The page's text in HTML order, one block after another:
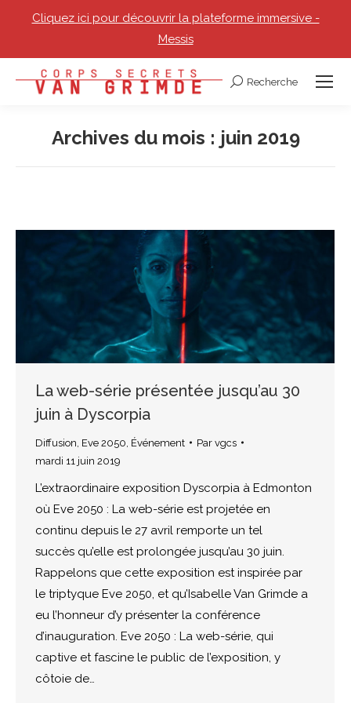
Cliquez ici pour découvrir la plateforme immersive -
Messis
Recherche
Recherche
Archives du mois : juin 2019
La web-série présentée jusqu’au 30
juin à Dyscorpia
Diffusion Eve 2050 Événement Par vgcs
mardi 11 juin 2019
L’extraordinaire exposition Dyscorpia à Edmonton
où Eve 2050 : La web-série est projetée en
continu depuis le 27 avril remporte un tel
succès qu’elle est prolongée jusqu’au 30 juin.
Rappelons que cette exposition est inspirée par
le triptyque Eve 2050, et qu’Isabelle Van Grimde a
eu l’honneur d’y présenter la conférence
d’inauguration. Eve 2050 : La web-série, qui
captive et fascine le public de l’exposition, y
côtoie de…